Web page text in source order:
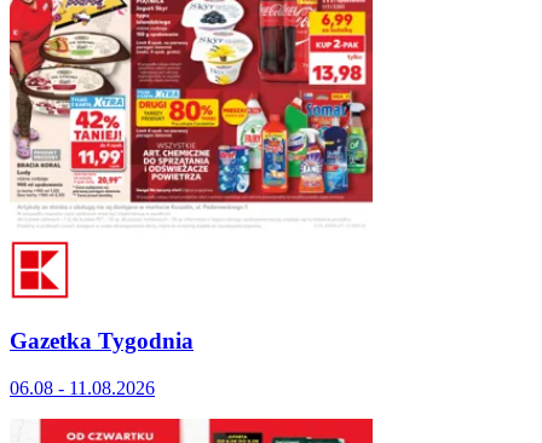
Gazetka Tygodnia
06.08 - 11.08.2026